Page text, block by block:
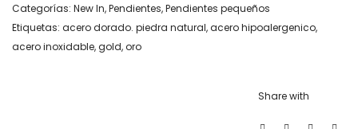
Categorías: New In,Pendientes,Pendientes pequeños
Etiquetas: acero dorado. piedra natural,acero hipoalergenico,
acero inoxidable,gold,oro
Share with